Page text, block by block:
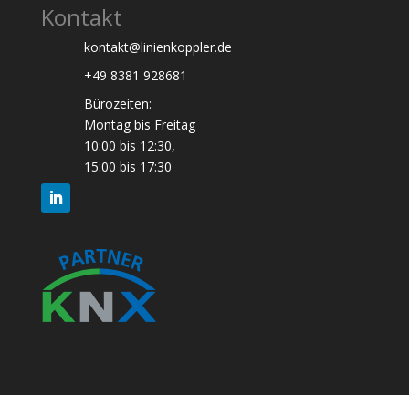
Kontakt
kontakt@linienkoppler.de
+49 8381 928681
Bürozeiten:
Montag bis Freitag
10:00 bis 12:30,
15:00 bis 17:30